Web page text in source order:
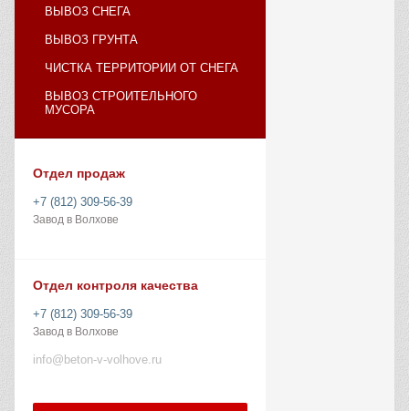
ВЫВОЗ СНЕГА
ВЫВОЗ ГРУНТА
ЧИСТКА ТЕРРИТОРИИ ОТ СНЕГА
ВЫВОЗ СТРОИТЕЛЬНОГО
МУСОРА
Отдел продаж
+7 (812) 309-56-39
Завод в Волхове
Отдел контроля качества
+7 (812) 309-56-39
Завод в Волхове
info@beton-v-volhove.ru